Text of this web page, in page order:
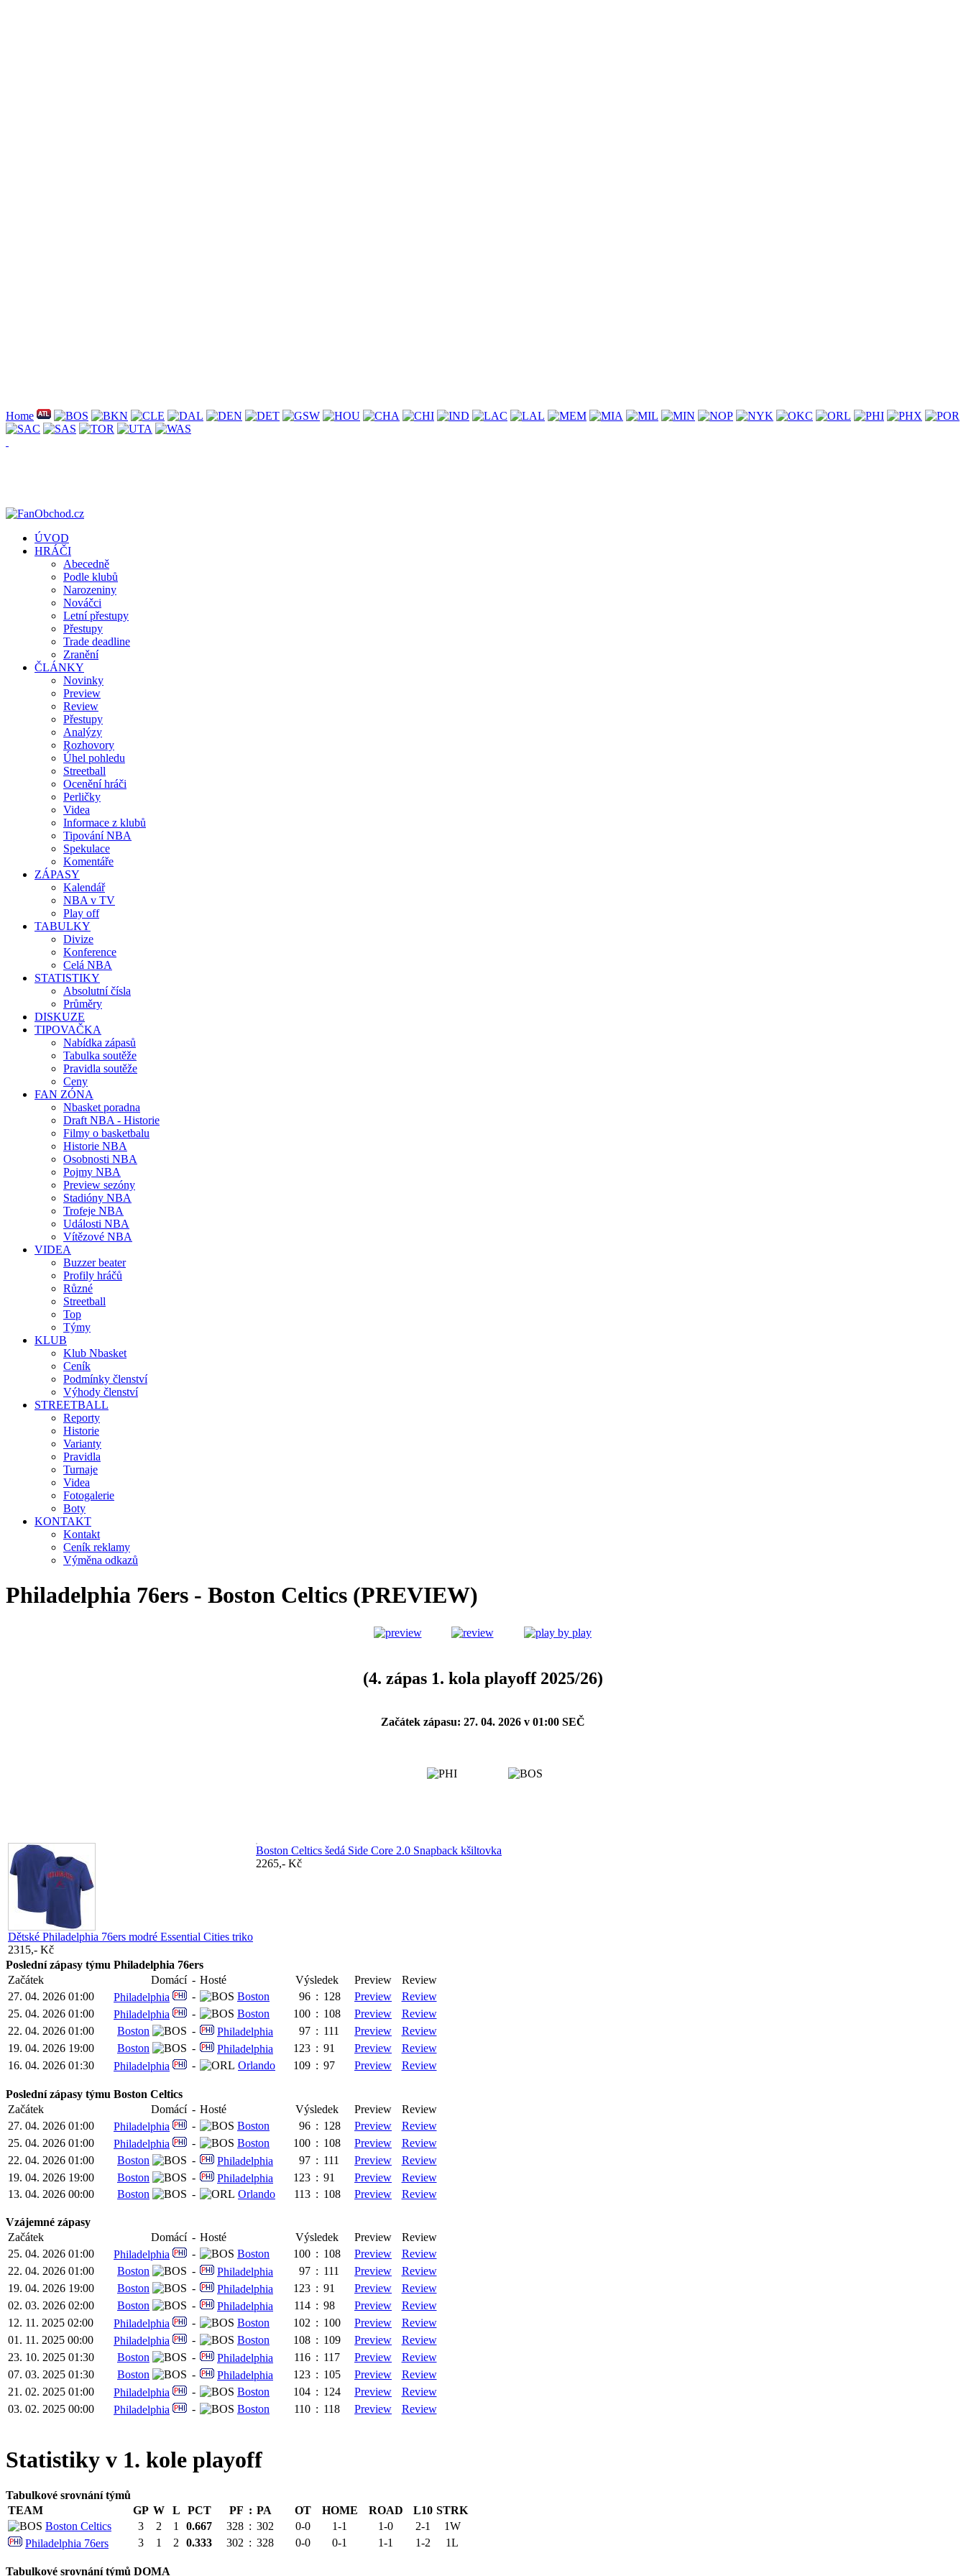
Home
ÚVOD
HRÁČI
Abecedně
Podle klubů
Narozeniny
Nováčci
Letní přestupy
Přestupy
Trade deadline
Zranění
ČLÁNKY
Novinky
Preview
Review
Přestupy
Analýzy
Rozhovory
Úhel pohledu
Streetball
Ocenění hráči
Perličky
Videa
Informace z klubů
Tipování NBA
Spekulace
Komentáře
ZÁPASY
Kalendář
NBA v TV
Play off
TABULKY
Divize
Konference
Celá NBA
STATISTIKY
Absolutní čísla
Průměry
DISKUZE
TIPOVAČKA
Nabídka zápasů
Tabulka soutěže
Pravidla soutěže
Ceny
FAN ZÓNA
Nbasket poradna
Draft NBA - Historie
Filmy o basketbalu
Historie NBA
Osobnosti NBA
Pojmy NBA
Preview sezóny
Stadióny NBA
Trofeje NBA
Události NBA
Vítězové NBA
VIDEA
Buzzer beater
Profily hráčů
Různé
Streetball
Top
Týmy
KLUB
Klub Nbasket
Ceník
Podmínky členství
Výhody členství
STREETBALL
Reporty
Historie
Varianty
Pravidla
Turnaje
Videa
Fotogalerie
Boty
KONTAKT
Kontakt
Ceník reklamy
Výměna odkazů
Philadelphia 76ers - Boston Celtics (PREVIEW)
(4. zápas 1. kola playoff 2025/26)
Začátek zápasu: 27. 04. 2026 v 01:00 SEČ
Dětské Philadelphia 76ers modré Essential Cities triko
2315,- Kč
Boston Celtics šedá Side Core 2.0 Snapback kšiltovka
2265,- Kč
Poslední zápasy týmu Philadelphia 76ers
Začátek
Domácí - Hosté Výsledek Preview
Review
27. 04. 2026 01:00
Philadelphia - Boston 96 : 128 Preview
Review
25. 04. 2026 01:00
Philadelphia - Boston 100 : 108 Preview
Review
22. 04. 2026 01:00
Boston - Philadelphia 97 : 111 Preview
Review
19. 04. 2026 19:00
Boston - Philadelphia 123 : 91 Preview
Review
16. 04. 2026 01:30
Philadelphia - Orlando 109 : 97 Preview Review
Poslední zápasy týmu Boston Celtics
Začátek
Domácí - Hosté Výsledek Preview
Review
27. 04. 2026 01:00
Philadelphia - Boston 96 : 128 Preview
Review
25. 04. 2026 01:00
Philadelphia - Boston 100 : 108 Preview
Review
22. 04. 2026 01:00
Boston - Philadelphia 97 : 111 Preview
Review
19. 04. 2026 19:00
Boston - Philadelphia 123 : 91 Preview
Review
13. 04. 2026 00:00
Boston - Orlando 113 : 108 Preview Review
Vzájemné zápasy
Začátek
Domácí - Hosté Výsledek Preview
Review
25. 04. 2026 01:00
Philadelphia - Boston 100 : 108 Preview
Review
22. 04. 2026 01:00
Boston - Philadelphia 97 : 111 Preview
Review
19. 04. 2026 19:00
Boston - Philadelphia 123 : 91 Preview
Review
02. 03. 2026 02:00
Boston - Philadelphia 114 : 98 Preview
Review
12. 11. 2025 02:00
Philadelphia - Boston 102 : 100 Preview
Review
01. 11. 2025 00:00
Philadelphia - Boston 108 : 109 Preview
Review
23. 10. 2025 01:30
Boston - Philadelphia 116 : 117 Preview
Review
07. 03. 2025 01:30
Boston - Philadelphia 123 : 105 Preview
Review
21. 02. 2025 01:00
Philadelphia - Boston 104 : 124 Preview
Review
03. 02. 2025 00:00
Philadelphia - Boston 110 : 118 Preview Review
Statistiky v 1. kole playoff
Tabulkové srovnání týmů
TEAM
GP W L PCT PF : PA OT HOME ROAD L10 STRK
Boston Celtics
3 2 1 0.667 328 : 302 0-0 1-1 1-0 2-1
1W
Philadelphia 76ers
3 1 2 0.333 302 : 328 0-0 0-1 1-1 1-2 1L
Tabulkové srovnání týmů DOMA